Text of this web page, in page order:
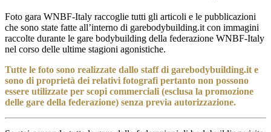
Foto gara WNBF-Italy raccoglie tutti gli articoli e le pubblicazioni
che sono state fatte all’interno di garebodybuilding.it con immagini
raccolte durante le gare bodybuilding della federazione WNBF-Italy
nel corso delle ultime stagioni agonistiche.
Tutte le foto sono realizzate dallo staff di garebodybuilding.it e
sono di proprietà dei relativi fotografi pertanto non possono
essere utilizzate per scopi commerciali (esclusa la promozione
delle gare della federazione) senza previa autorizzazione.